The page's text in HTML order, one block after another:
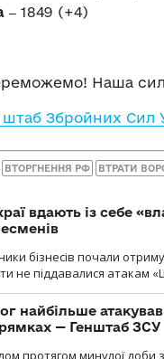
‒ 1849 (+4)
Наша
Збройних Сил
ВТОРГНЕННЯ РФ ВТРАТИ
вдають із себе
бізнесів почали
не піддавалися атакам
найбільше
— Генштаб ЗСУ
протягом минулої доби